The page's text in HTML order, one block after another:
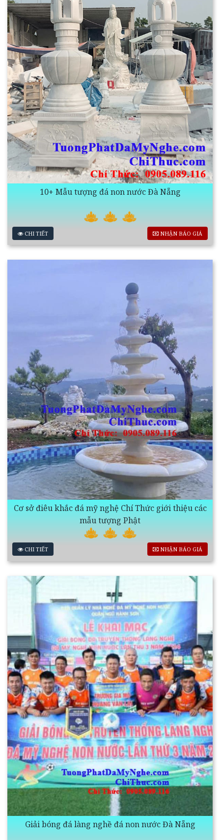
10+ Mẫu tượng đá non nước Đà Nẵng
CHI TIẾT NHẬN BÁO GIÁ
Cơ sở điêu khắc đá mỹ nghệ Chí Thức giới thiệu các
mẫu tượng Phật
CHI TIẾT NHẬN BÁO GIÁ
Giải bóng đá làng nghề đá non nước Đà Nẵng